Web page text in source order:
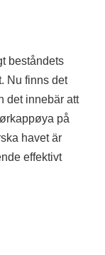
beståndets
Nu finns det
det innebär att
på
havet är
effektivt